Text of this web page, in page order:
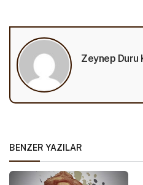
Zeynep Duru
BENZER YAZILAR